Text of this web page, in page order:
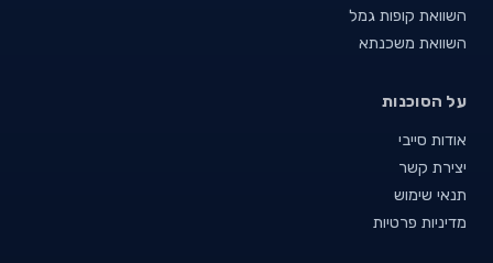
השוואת קופות גמל
השוואת משכנתא
על הסוכנות
אודות סייבי
יצירת קשר
תנאי שימוש
מדיניות פרטיות